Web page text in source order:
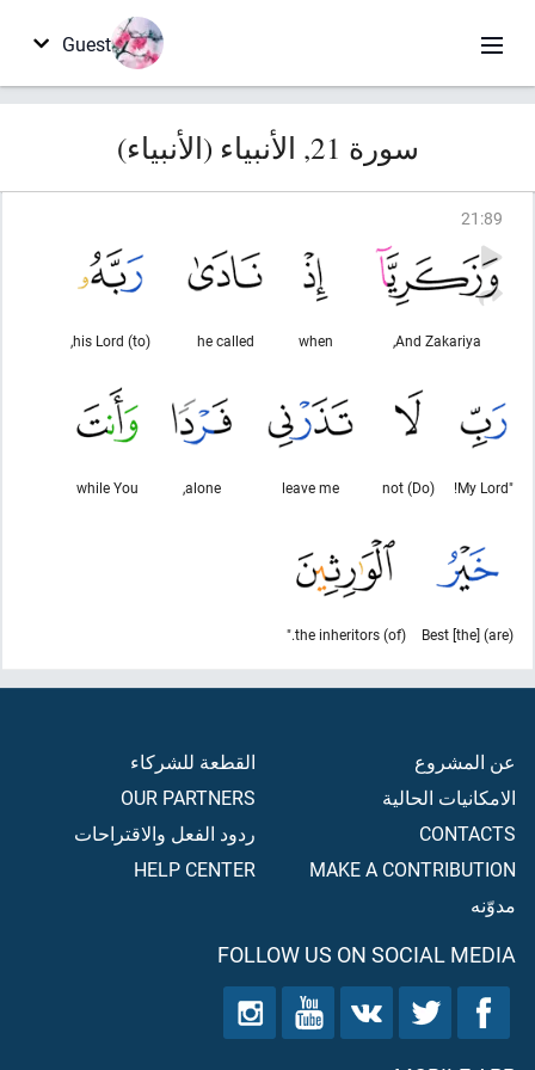
Guest
سورة 21, الأنبياء (الأنبياء)
21 :89
And Zakariya,
when
he called
(to) his Lord,
"My Lord!
(Do) not
leave me
alone,
while You
(are) [the] Best
(of) the inheritors."
عن المشروع
الامكانيات الحالية
CONTACTS
MAKE A CONTRIBUTION
مدوّنه
القطعة للشركاء
OUR PARTNERS
ردود الفعل والاقتراحات
HELP CENTER
FOLLOW US ON SOCIAL MEDIA